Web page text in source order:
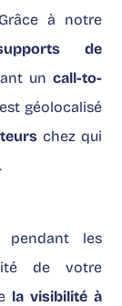
à notre
de
un call-to-
géolocalisé
chez qui
pendant les
de votre
la visibilité à